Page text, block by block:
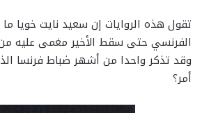
تقول هذه الروايات إن سعيد نايت خويا
الفرنسي حتى سقط الأخير مغمى عليه من
وقد تذكر واحدا من أشهر ضباط فرنسا
أمر؟